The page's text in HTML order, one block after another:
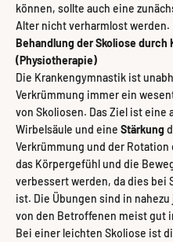
können, sollte auch eine
Alter nicht verharmlost werden.
Behandlung der Skoliose durch
(Physiotherapie)
Die Krankengymnastik ist
Verkrümmung immer ein
von Skoliosen. Das Ziel ist eine
Wirbelsäule und eine Stärkung
Verkrümmung und der
das Körpergefühl und die
verbessert werden, da dies bei
ist. Die Übungen sind in
von den Betroffenen meist gut
Bei einer leichten Skoliose ist